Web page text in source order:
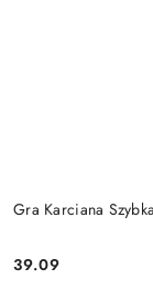
Gra Karciana
Cena:
39.09